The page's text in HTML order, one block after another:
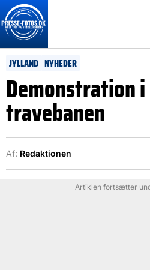
JYLLAND NYHEDER
Demonstration
travebanen
Af: Redaktionen
Artiklen fortsætter